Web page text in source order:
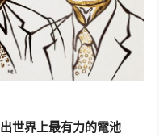
世界上最有力的電池